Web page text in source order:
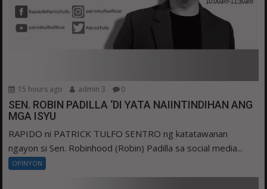
15 hours ago admin 3 0
SEN. ROBIN PADILLA ‘DI YATA NAIINTINDIHAN ANG
MGA ISYU
RAPIDO ni PATRICK TULFO SENTRO ng katatawanan
ngayon si Sen. Robinhood (Robin) Padilla sa social media...
OPINYON